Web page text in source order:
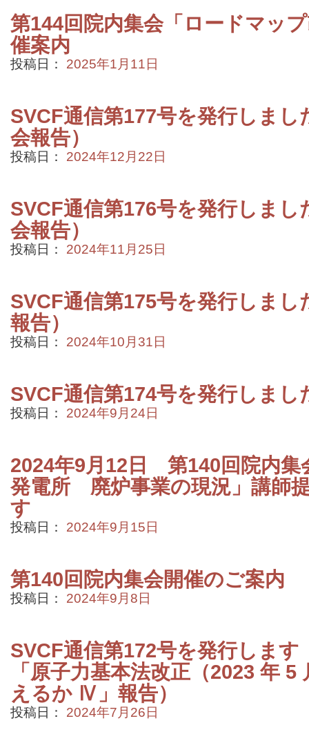
第144回院内集会「ロードマッ
催案内
投稿日： 2025年1月11日
SVCF通信第177号を発行しまし
会報告）
投稿日： 2024年12月22日
SVCF通信第176号を発行しまし
会報告）
投稿日： 2024年11月25日
SVCF通信第175号を発行しまし
報告）
投稿日： 2024年10月31日
SVCF通信第174号を発行しまし
投稿日： 2024年9月24日
2024年9月12日 第140回院内集
発電所 廃炉事業の現況」講師
す
投稿日： 2024年9月15日
第140回院内集会開催のご案内
投稿日： 2024年9月8日
SVCF通信第172号を発行します
「原子力基本法改正（2023 年
えるか Ⅳ」報告）
投稿日： 2024年7月26日